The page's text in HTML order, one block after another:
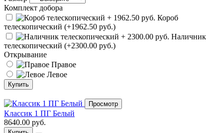
Комплект добора
Короб
телескопический (+1962.50 руб.)
Наличник
телескопический (+2300.00 руб.)
Открывание
Правое
Левое
Купить
Просмотр
Классик 1 ПГ Белый
8640.00 руб.